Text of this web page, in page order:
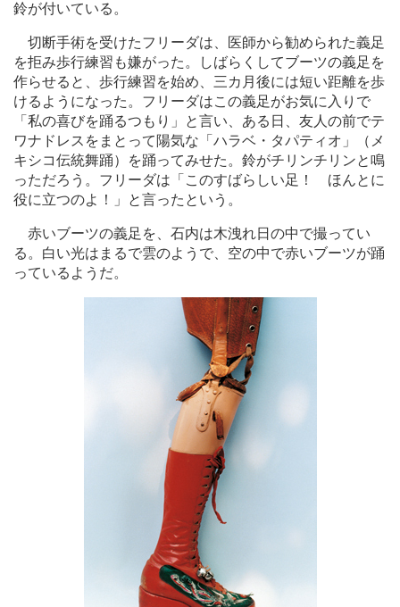
鈴が付いている。
切断手術を受けたフリーダは、医師から勧められた義足
を拒み歩行練習も嫌がった。しばらくしてブーツの義足を
作らせると、歩行練習を始め、三カ月後には短い距離を歩
けるようになった。フリーダはこの義足がお気に入りで
「私の喜びを踊るつもり」と言い、ある日、友人の前でテ
ワナドレスをまとって陽気な「ハラベ・タパティオ」（メ
キシコ伝統舞踊）を踊ってみせた。鈴がチリンチリンと鳴
っただろう。フリーダは「このすばらしい足！ ほんとに
役に立つのよ！」と言ったという。
赤いブーツの義足を、石内は木洩れ日の中で撮ってい
る。白い光はまるで雲のようで、空の中で赤いブーツが踊
っているようだ。